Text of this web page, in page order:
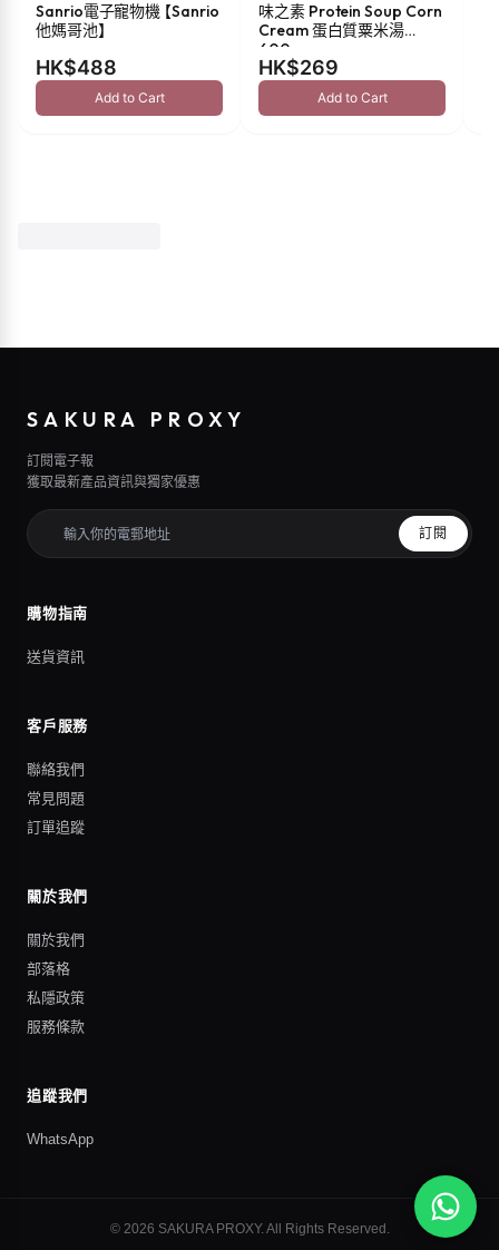
Sanrio電子寵物機 【Sanrio
他媽哥池】
HK$488
Add to Cart
味之素 Protein Soup Corn
Cream 蛋白質粟米湯
600g
HK$269
Add to Cart
SAKURA PROXY
訂閱電子報
獲取最新產品資訊與獨家優惠
訂閱
購物指南
送貨資訊
客戶服務
聯絡我們
常見問題
訂單追蹤
關於我們
關於我們
部落格
私隱政策
服務條款
追蹤我們
WhatsApp
© 2026 SAKURA PROXY. All Rights Reserved.